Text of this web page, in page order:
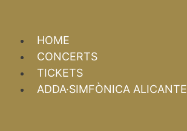
HOME
CONCERTS
TICKETS
ADDA·SIMFÒNICA ALICANTE